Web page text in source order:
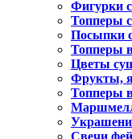
Фигурки
Топперы
Посыпки
Топперы
Цветы
Фрукты,
Топперы
Свечи